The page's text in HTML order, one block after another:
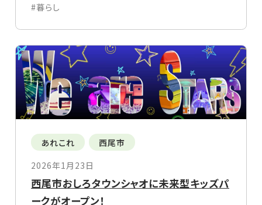
#暮らし
あれこれ
西尾市
2026年1月23日
西尾市おしろタウンシャオに未来型キッズパ
ークがオープン！